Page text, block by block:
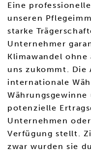
Eine
unseren
starke
Unternehmer
Klimawandel
uns zukommt. Die
internationale
potenzielle
Unternehmen
Verfügung stellt.
zwar wurden sie